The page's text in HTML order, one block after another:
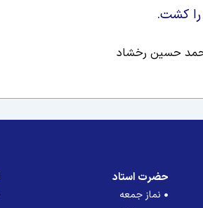
كشت.
حضرت استاد
نماز جمعه